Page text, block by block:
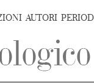
AUTORI